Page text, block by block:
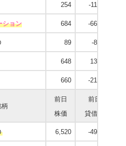
254 -11,100
ション 684 -66,800
89 -8,500
648 13,500
660 -21,000
柄
前日
株価
前日
貸借残
6,520 -49,400